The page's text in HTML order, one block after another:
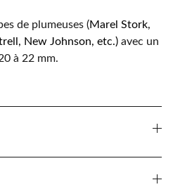
de plumeuses (Marel Stork,
New Johnson, etc.) avec un
à 22 mm.